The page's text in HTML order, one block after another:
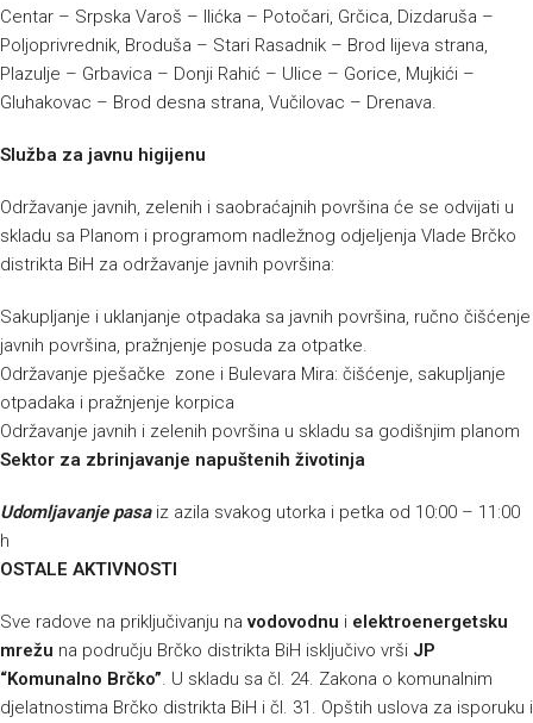
Centar – Srpska Varoš – Ilićka – Potočari, Grčica, Dizdaruša –
Poljoprivrednik, Broduša – Stari Rasadnik – Brod lijeva strana,
Plazulje – Grbavica – Donji Rahić – Ulice – Gorice, Mujkići –
Gluhakovac – Brod desna strana, Vučilovac – Drenava.
Služba za javnu higijenu
Održavanje javnih, zelenih i saobraćajnih površina će se odvijati u
skladu sa Planom i programom nadležnog odjeljenja Vlade Brčko
distrikta BiH za održavanje javnih površina:
Sakupljanje i uklanjanje otpadaka sa javnih površina, ručno čišćenje
javnih površina, pražnjenje posuda za otpatke.
Održavanje pješačke zone i Bulevara Mira: čišćenje, sakupljanje
otpadaka i pražnjenje korpica
Održavanje javnih i zelenih površina u skladu sa godišnjim planom
Sektor za zbrinjavanje napuštenih životinja
Udomljavanje pasaiz azila svakog utorka i petka od 10:00 – 11:00
h
OSTALE AKTIVNOSTI
Sve radove na priključivanju navodovodnu i elektroenergetsku
mrežu na području Brčko distrikta BiH isključivo vrši JP
“Komunalno Brčko”. U skladu sa čl. 24. Zakona o komunalnim
djelatnostima Brčko distrikta BiH i čl. 31. Opštih uslova za isporuku i